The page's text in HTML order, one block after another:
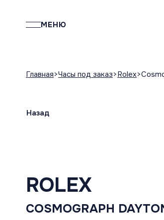
МЕНЮ
Главная Часы под заказ Rolex
Назад
ROLEX
СOSMOGRAPH